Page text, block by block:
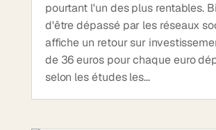
pourtant l'un des plus rentables.
d'être dépassé par les réseaux
affiche un retour sur
de 36 euros pour chaque euro
selon les études les...